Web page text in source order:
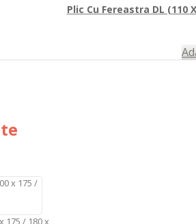
Plic Cu Fereastra DL (110
175 / 180 x